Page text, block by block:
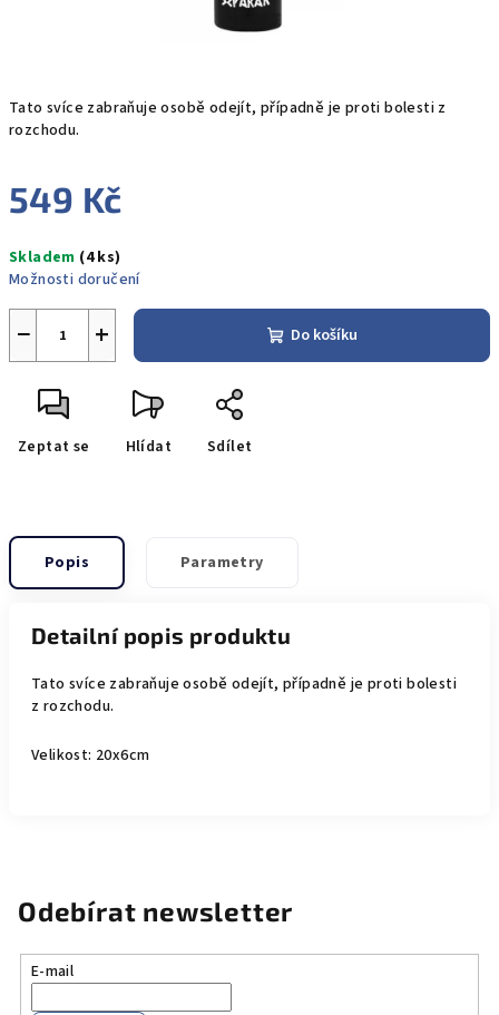
Tato svíce zabraňuje osobě odejít, případně je proti bolesti z
rozchodu.
549 Kč
cena:
Skladem (4 ks)
Možnosti doručení
+
− Do košíku
Zeptat se Hlídat Sdílet
Popis Parametry
Detailní popis produktu
Tato svíce zabraňuje osobě odejít, případně je proti bolesti
z rozchodu.
Velikost: 20x6cm
Odebírat newsletter
E-mail